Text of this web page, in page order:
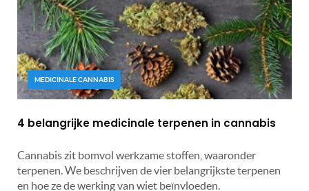
MEDICINALE CANNABIS
4 belangrijke medicinale terpenen in cannabis
Cannabis zit bomvol werkzame stoffen, waaronder
terpenen. We beschrijven de vier belangrijkste terpenen
en hoe ze de werking van wiet beïnvloeden.